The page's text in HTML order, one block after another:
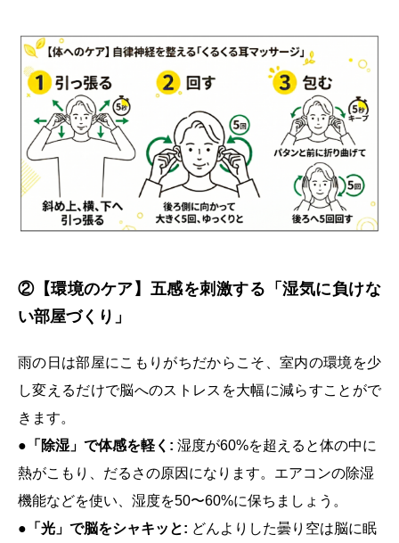
②【環境のケア】五感を刺激する「湿気に負けな
い部屋づくり」
雨の日は部屋にこもりがちだからこそ、室内の環境を少
し変えるだけで脳へのストレスを大幅に減らすことがで
きます。
●「除湿」で体感を軽く: 湿度が60%を超えると体の中に
熱がこもり、だるさの原因になります。エアコンの除湿
機能などを使い、湿度を50〜60%に保ちましょう。
●「光」で脳をシャキッと: どんよりした曇り空は脳に眠